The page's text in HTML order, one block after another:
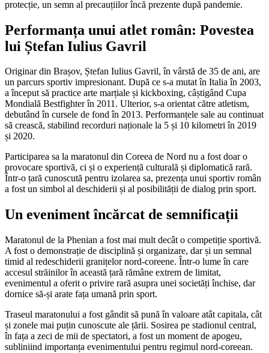
protecție, un semn al precauțiilor încă prezente după pandemie.
Performanța unui atlet român: Povestea
lui Ștefan Iulius Gavril
Originar din Brașov, Ștefan Iulius Gavril, în vârstă de 35 de ani, are
un parcurs sportiv impresionant. După ce s-a mutat în Italia în 2003,
a început să practice arte marțiale și kickboxing, câștigând Cupa
Mondială Bestfighter în 2011. Ulterior, s-a orientat către atletism,
debutând în cursele de fond în 2013. Performanțele sale au continuat
să crească, stabilind recorduri naționale la 5 și 10 kilometri în 2019
și 2020.
Participarea sa la maratonul din Coreea de Nord nu a fost doar o
provocare sportivă, ci și o experiență culturală și diplomatică rară.
Într-o țară cunoscută pentru izolarea sa, prezența unui sportiv român
a fost un simbol al deschiderii și al posibilității de dialog prin sport.
Un eveniment încărcat de semnificații
Maratonul de la Phenian a fost mai mult decât o competiție sportivă.
A fost o demonstrație de disciplină și organizare, dar și un semnal
timid al redeschiderii granițelor nord-coreene. Într-o lume în care
accesul străinilor în această țară rămâne extrem de limitat,
evenimentul a oferit o privire rară asupra unei societăți închise, dar
dornice să-și arate fața umană prin sport.
Traseul maratonului a fost gândit să pună în valoare atât capitala, cât
și zonele mai puțin cunoscute ale țării. Sosirea pe stadionul central,
în fața a zeci de mii de spectatori, a fost un moment de apogeu,
subliniind importanța evenimentului pentru regimul nord-coreean.